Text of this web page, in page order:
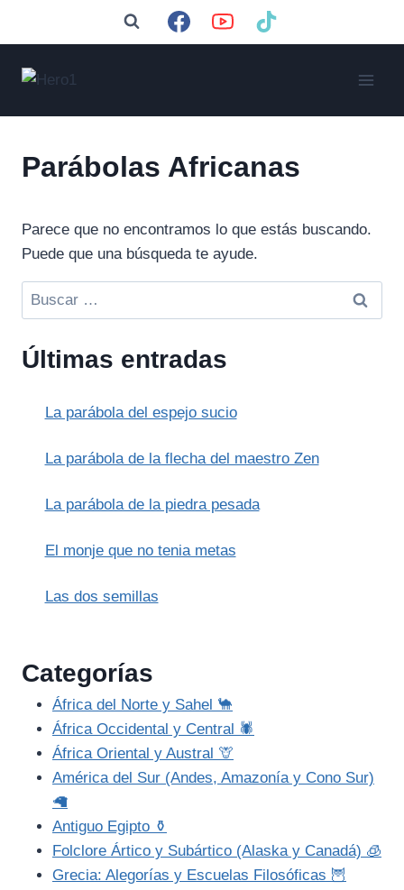
Parábolas Africanas
Parece que no encontramos lo que estás buscando.
Puede que una búsqueda te ayude.
Buscar:
Últimas entradas
La parábola del espejo sucio
La parábola de la flecha del maestro Zen
La parábola de la piedra pesada
El monje que no tenia metas
Las dos semillas
Categorías
África del Norte y Sahel 🐪
África Occidental y Central 🕷️
África Oriental y Austral 🦒
América del Sur (Andes, Amazonía y Cono Sur)
🦙
Antiguo Egipto ⚱️
Folclore Ártico y Subártico (Alaska y Canadá) 🧊
Grecia: Alegorías y Escuelas Filosóficas 🦉